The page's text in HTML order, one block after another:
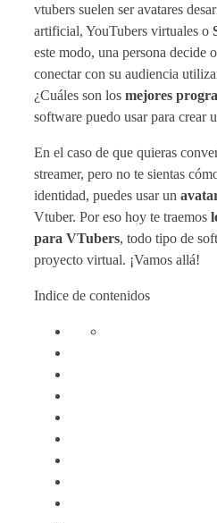
vtubers suelen ser avatares
artificial, YouTubers virtuales o
este modo, una persona decide
conectar con su audiencia
¿Cuáles son los mejores
software puedo usar para crear
En el caso de que quieras
streamer, pero no te sientas
identidad, puedes usar un
Vtuber. Por eso hoy te traemos
para VTubers, todo tipo de
proyecto virtual. ¡Vamos allá!
Indice de contenidos